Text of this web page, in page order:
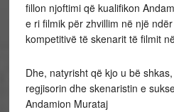
fillon njoftimi që kualifikon
e ri filmik për zhvillim në një
kompetitivë të skenarit të filmit
Dhe, natyrisht që kjo u bë
regjisorin dhe skenaristin e
Andamion Murataj